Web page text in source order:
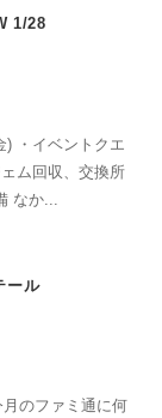
1/28
) ・イベントクエ
ム回収、交換所
なか...
ール
のファミ通に何